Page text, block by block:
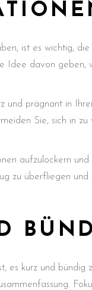
ist es wichtig, die
davon geben,
prägnant in
Sie, sich in
aufzulockern
zu überfliegen
es kurz und